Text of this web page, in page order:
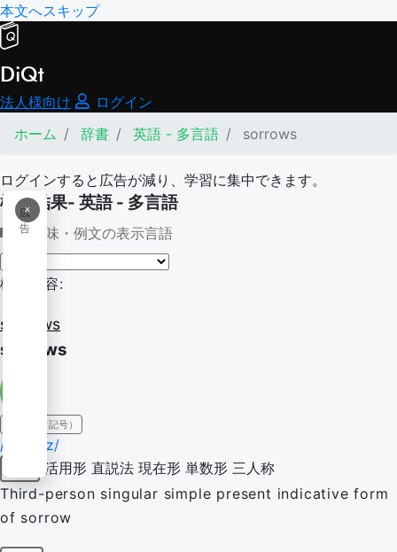
本文へスキップ
DiQt
法人様向け
ログイン
ホーム
辞書 英語 - 多言語 sorrows
ログインすると広告が減り、学習に集中できます。
×
広
告
検索結果- 英語 - 多言語
意味・例文の表示言語
検索内容:
sorrows
sorrows
IPA（発音記号）
/ˈsɔɹoʊz/
活用形 直説法 現在形 単数形 三人称
Third-person singular simple present indicative form
of sorrow